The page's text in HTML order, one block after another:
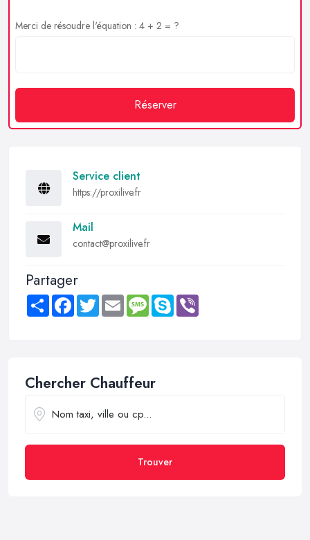
Merci de résoudre l'équation : 4 + 2 = ?
Réserver
Service client
https://proxilive.fr
Mail
contact@proxilive.fr
Partager
Share FacebookTwitter Email MessageSkype
Chercher Chauffeur
Trouver